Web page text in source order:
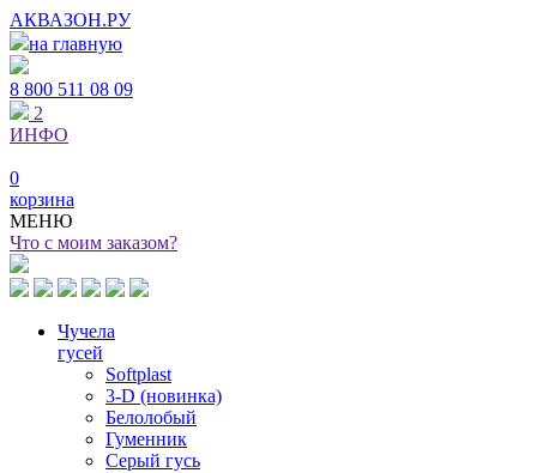
АКВАЗОН.РУ
на главную
8 800 511 08 09
2
ИНФО
0
корзина
МЕНЮ
Что с моим заказом?
Чучела
гусей
Softplast
3-D (новинка)
Белолобый
Гуменник
Серый гусь